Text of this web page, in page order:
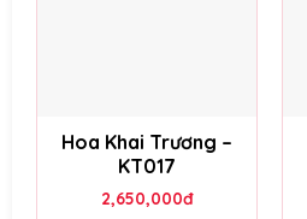
Hoa Khai Trương –
KT017
2,650,000đ